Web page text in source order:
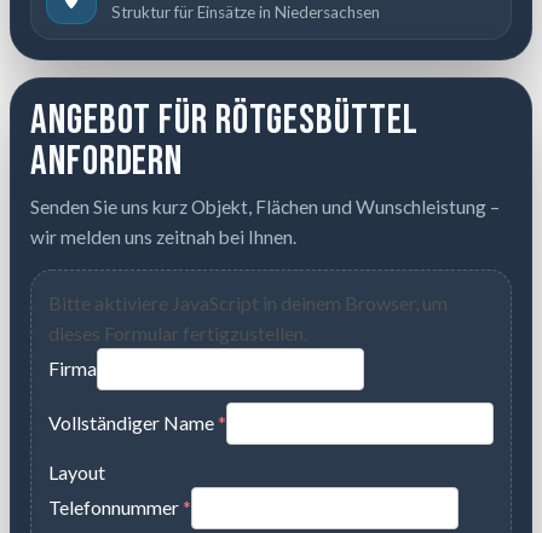
Struktur für Einsätze in Niedersachsen
Angebot für Rötgesbüttel
anfordern
Senden Sie uns kurz Objekt, Flächen und Wunschleistung –
wir melden uns zeitnah bei Ihnen.
Bitte aktiviere JavaScript in deinem Browser, um
dieses Formular fertigzustellen.
Firma
Vollständiger Name*
Layout
Telefonnummer*